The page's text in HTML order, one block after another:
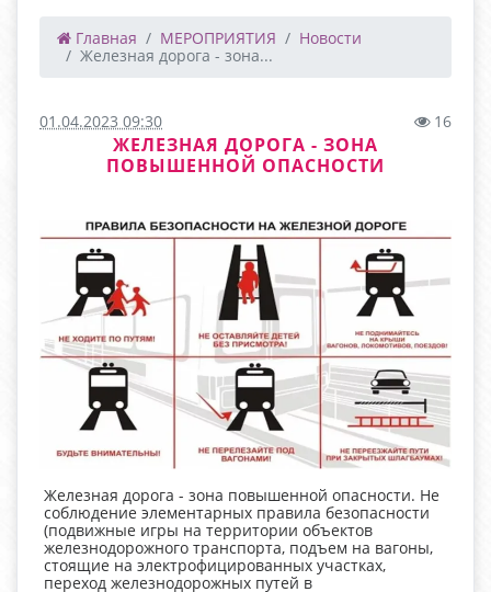
Главная МЕРОПРИЯТИЯ
Новости
Железная дорога - зона...
01.04.2023 09:30 16
ЖЕЛЕЗНАЯ ДОРОГА - ЗОНА
ПОВЫШЕННОЙ ОПАСНОСТИ
Железная дорога - зона повышенной опасности. Не
соблюдение элементарных правила безопасности
(подвижные игры на территории объектов
железнодорожного транспорта, подъем на вагоны,
стоящие на электрофицированных участках,
переход железнодорожных путей в